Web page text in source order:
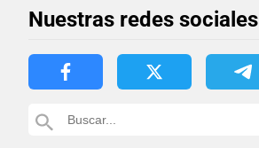
Nuestras redes sociales